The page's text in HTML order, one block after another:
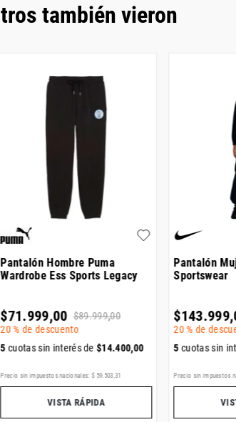
también vieron
Pantalón Hombre Puma
Wardrobe Ess Sports Legacy
$71.999,00 $89.999,00
20 % de descuento
5cuotas sin interés de$14.400,00
Precio sin impuestos nacionales: $ 59. 503 ,31
VISTA RÁPIDA
Pantalón
Sportswear
$143.999,
20 % de
5cuotas sin
Precio sin impuestos